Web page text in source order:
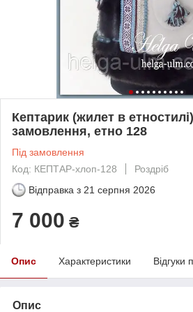
Кептарик (жилет в
замовлення, етно 128
Під замовлення
Код: КЕПТАР-хлоп-128
Роздріб
Відправка з 21 серпня 2026
7 000 ₴
Опис Характеристики Відгуки
Опис